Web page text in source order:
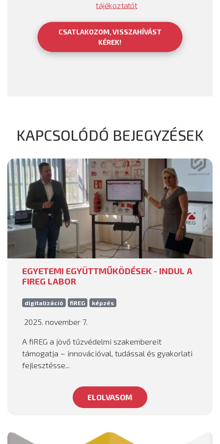
tájékoztatót
CSATLAKOZOM, VISSZAHÍVÁST
KÉREK!
KAPCSOLÓDÓ BEJEGYZÉSEK
EGYETEMI EGYÜTTMŰKÖDÉSEK - INDUL A
FIREG LABOR
digitalizáció fiREG képzés
2025. november 7.
A fiREG a jövő tűzvédelmi szakembereit
támogatja – innovációval, tudással és gyakorlati
fejlesztésse...
ELOLVASOM